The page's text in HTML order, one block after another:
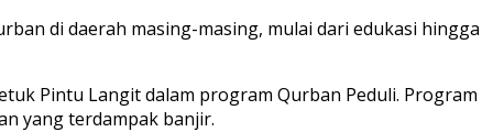
di daerah masing-masing, mulai dari edukasi hingga
Pintu Langit dalam program Qurban Peduli. Program
yang terdampak banjir.